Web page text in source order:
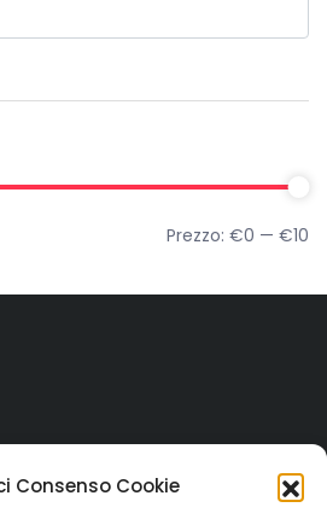
Consenso Cookie
Prezzo: €0 — €10